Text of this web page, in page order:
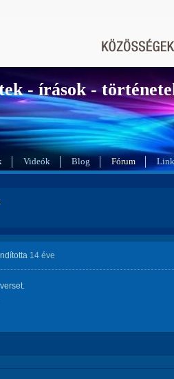
- írások -
Videók Blog Fórum
14 éve